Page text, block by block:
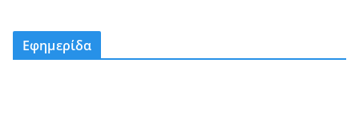
Εφημερίδα